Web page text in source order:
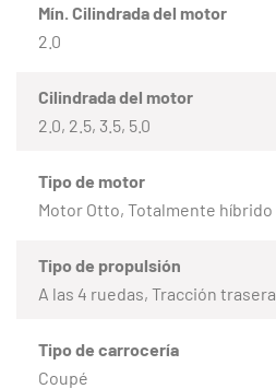
Mín. Cilindrada del motor
2.0
Cilindrada del motor
2.0, 2.5, 3.5, 5.0
Tipo de motor
Motor Otto, Totalmente híbrido
Tipo de propulsión
A las 4 ruedas, Tracción trasera
Tipo de carrocería
Coupé